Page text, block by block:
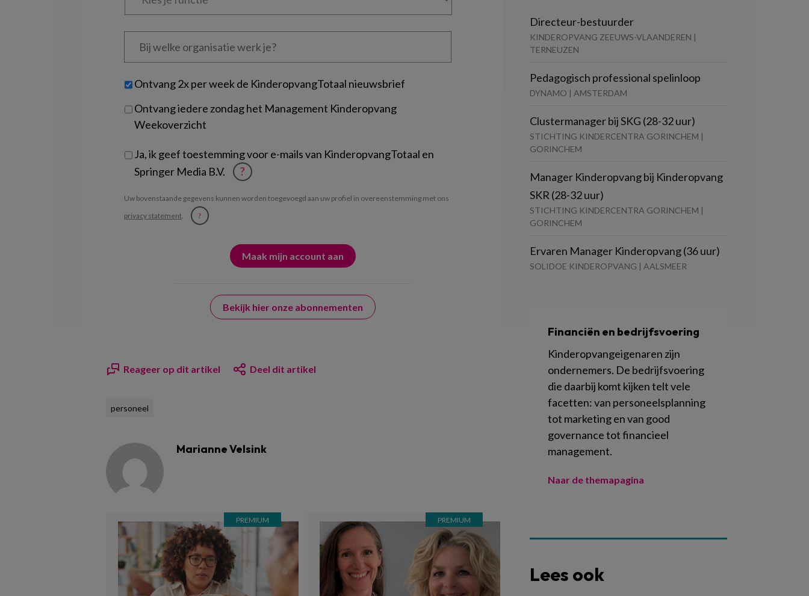
Bij
welke
je?
Untitled
Ontvang 2x per week de KinderopvangTotaal nieuwsbrief
Ontvang iedere zondag het Management Kinderopvang
Weekoverzicht
Ja, ik geef toestemming voor e-mails van KinderopvangTotaal en
Springer Media B.V.
?
Uw bovenstaande gegevens kunnen worden toegevoegd aan uw profiel in overeenstemming met ons
privacy statement. ?
Bekijk hier onze abonnementen
Reageer op dit artikel Deel dit artikel
personeel
Marianne Velsink
Directeur-bestuurder
KINDEROPVANG ZEEUWS-VLAANDEREN |
TERNEUZEN
Pedagogisch professional spelinloop
DYNAMO | AMSTERDAM
Clustermanager bij SKG (28-32 uur)
STICHTING KINDERCENTRA GORINCHEM |
GORINCHEM
Manager Kinderopvang bij Kinderopvang
SKR (28-32 uur)
STICHTING KINDERCENTRA GORINCHEM |
GORINCHEM
Ervaren Manager Kinderopvang (36 uur)
SOLIDOE KINDEROPVANG | AALSMEER
Financiën en bedrijfsvoering
Kinderopvangeigenaren zijn
ondernemers. De bedrijfsvoering
die daarbij komt kijken telt vele
facetten: van personeelsplanning
tot marketing en van good
governance tot financieel
management.
Naar de themapagina
Lees ook